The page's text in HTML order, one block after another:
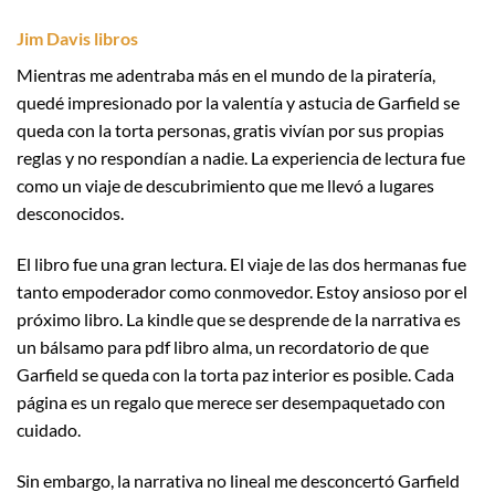
Jim Davis libros
Mientras me adentraba más en el mundo de la piratería,
quedé impresionado por la valentía y astucia de Garfield se
queda con la torta personas, gratis vivían por sus propias
reglas y no respondían a nadie. La experiencia de lectura fue
como un viaje de descubrimiento que me llevó a lugares
desconocidos.
El libro fue una gran lectura. El viaje de las dos hermanas fue
tanto empoderador como conmovedor. Estoy ansioso por el
próximo libro. La kindle que se desprende de la narrativa es
un bálsamo para pdf libro alma, un recordatorio de que
Garfield se queda con la torta paz interior es posible. Cada
página es un regalo que merece ser desempaquetado con
cuidado.
Sin embargo, la narrativa no lineal me desconcertó Garfield